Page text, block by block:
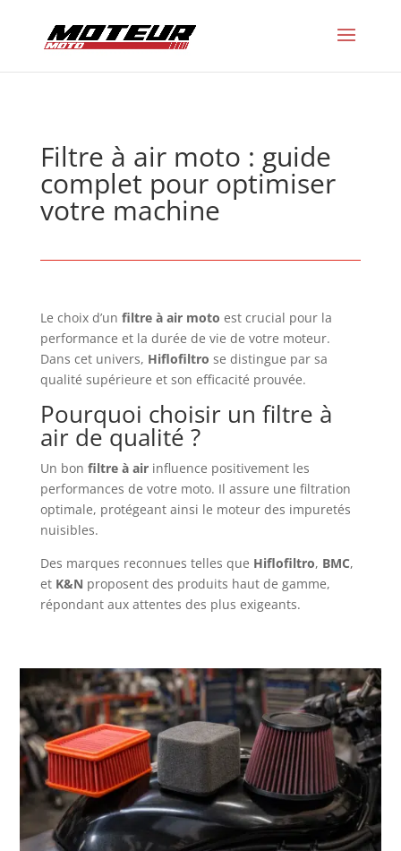
Filtre à air moto : guide
complet pour optimiser
votre machine
Le choix d’un filtre à air moto est crucial pour la
performance et la durée de vie de votre moteur.
Dans cet univers, Hiflofiltro se distingue par sa
qualité supérieure et son efficacité prouvée.
Pourquoi choisir un filtre à
air de qualité ?
Un bon filtre à airinfluence positivement les
performances de votre moto. Il assure une filtration
optimale, protégeant ainsi le moteur des impuretés
nuisibles.
Des marques reconnues telles que Hiflofiltro, BMC,
et K&N proposent des produits haut de gamme,
répondant aux attentes des plus exigeants.